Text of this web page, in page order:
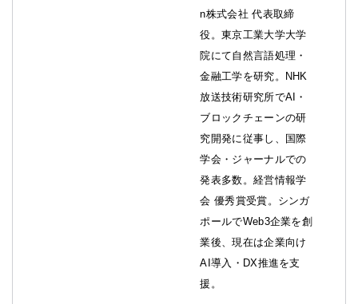
n株式会社 代表取締
役。東京工業大学大学
院にて自然言語処理・
金融工学を研究。NHK
放送技術研究所でAI・
ブロックチェーンの研
究開発に従事し、国際
学会・ジャーナルでの
発表多数。経営情報学
会 優秀賞受賞。シンガ
ポールでWeb3企業を創
業後、現在は企業向け
AI導入・DX推進を支
援。